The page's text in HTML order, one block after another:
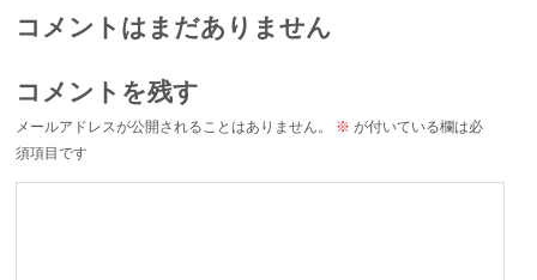
コメントはまだありません
コメントを残す
メールアドレスが公開されることはありません。 ※ が付いている欄は必
須項目です